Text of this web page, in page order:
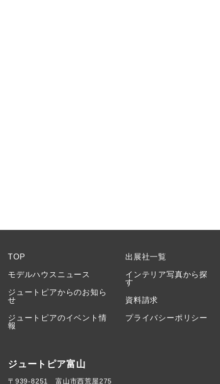
TOP
モデルハウスニュース
ジュートピアからのお知ら
せ
ジュートピアのイベント情
報
出展社一覧
インテリア写真から探
す
資料請求
プライバシーポリシー
ジュートピア富山
〒939-8251 富山市西荒屋275